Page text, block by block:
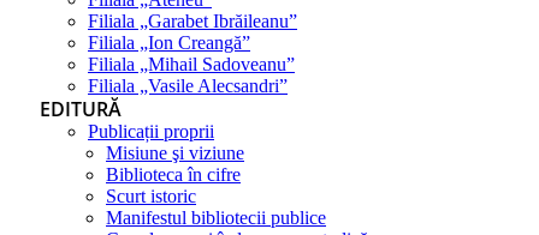
Filiala „Garabet Ibrăileanu”
Filiala „Ion Creangă”
Filiala „Mihail Sadoveanu”
Filiala „Vasile Alecsandri”
EDITURĂ
Publicații proprii
Misiune şi viziune
Biblioteca în cifre
Scurt istoric
Manifestul bibliotecii publice